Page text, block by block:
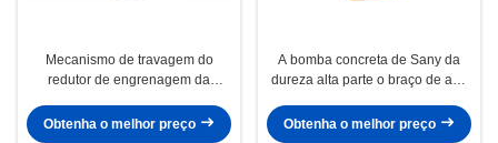
Mecanismo de travagem do
redutor de engrenagem da
ED2090 1039805629
Obtenha o melhor preço
A bomba concreta de Sany da
dureza alta parte o braço de aço
Obtenha o melhor preço